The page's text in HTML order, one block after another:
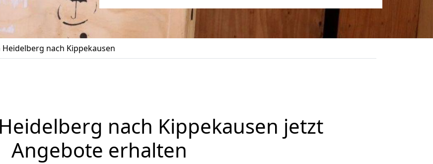
nach Kippekausen
nach Kippekausen jetzt
Angebote erhalten